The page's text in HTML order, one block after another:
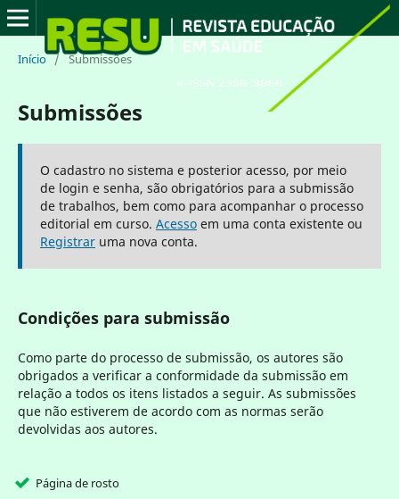
Início / Submissões
Submissões
O cadastro no sistema e posterior acesso, por meio
de login e senha, são obrigatórios para a submissão
de trabalhos, bem como para acompanhar o processo
editorial em curso. Acessoem uma conta existente ou
Registraruma nova conta.
Condições para submissão
Como parte do processo de submissão, os autores são
obrigados a verificar a conformidade da submissão em
relação a todos os itens listados a seguir. As submissões
que não estiverem de acordo com as normas serão
devolvidas aos autores.
Página de rosto